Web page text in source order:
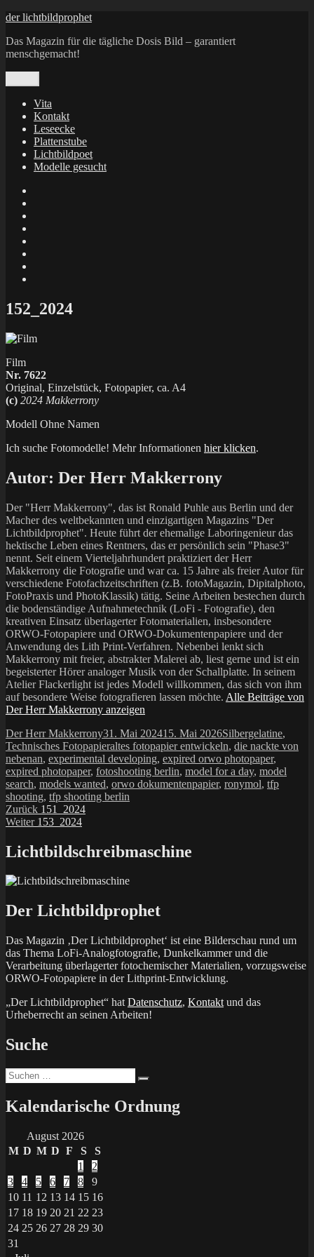
Zum
springen
der lichtbildprophet
Das Magazin für die tägliche Dosis Bild – garantiert
menschgemacht!
Vita
Kontakt
Leseecke
Plattenstube
Lichtbildpoet
Modelle gesucht
X
152_2024
Film
Nr. 7622
Original, Einzelstück, Fotopapier, ca. A4
(c) 2024 Makkerrony
Modell Ohne Namen
Ich suche Fotomodelle! Mehr Informationen hier klicken.
Autor: Der Herr Makkerrony
Der "Herr Makkerrony", das ist Ronald Puhle aus Berlin und der
Macher des weltbekannten und einzigartigen Magazins "Der
Lichtbildprophet". Heute führt der ehemalige Laboringenieur das
hektische Leben eines Rentners, das er persönlich sein "Phase3"
nennt. Seit einem Vierteljahrhundert praktiziert der Herr
Makkerrony die Fotografie und war ca. 15 Jahre als freier Autor für
verschiedene Fotofachzeitschriften (z.B. fotoMagazin, Dipitalphoto,
FotoPraxis und PhotoKlassik) tätig. Seine Arbeiten bestechen durch
die bodenständige Aufnahmetechnik (LoFi - Fotografie), den
kreativen Einsatz überlagerter Fotomaterialien, insbesondere
ORWO-Fotopapiere und ORWO-Dokumentenpapiere und der
Anwendung des Lith Print-Verfahren. Nebenbei lenkt sich
Makkerrony mit freier, abstrakter Malerei ab, liest gerne und ist ein
begeisterter Hörer analoger Musik von der Schallplatte. In seinem
Atelier Flackerlight ist jedes Modell willkommen, das sich von ihm
auf besondere Weise fotografieren lassen möchte. Alle Beiträge von
Der Herr Makkerrony anzeigen
Autor
Der Herr MakkerronyVeröffentlicht
am
31. Mai 202415. Mai 2026Kategorien
Silbergelatine,
Technisches FotopapierSchlagwörter
altes fotopapier entwickeln, die nackte von
nebenan, experimental developing, expired orwo photopaper,
expired photopaper, fotoshooting berlin, model for a day, model
search, models wanted, orwo dokumentenpapier, ronymol, tfp
shooting, tfp shooting berlin
Beitragsnavigation
Zurück Vorheriger
Beitrag:
151_2024
Weiter Nächster
153_2024
Lichtbildschreibmaschine
Der Lichtbildprophet
Das Magazin ‚Der Lichtbildprophet‘ ist eine Bilderschau rund um
das Thema LoFi-Analogfotografie, Dunkelkammer und die
Verarbeitung überlagerter fotochemischer Materialien, vorzugsweise
ORWO-Fotopapiere in der Lithprint-Entwicklung.
„Der Lichtbildprophet“ hat Datenschutz, Kontakt und das
Urheberrecht an seinen Arbeiten!
Suche
Suchen
nach:
Kalendarische Ordnung
August 2026
M D M D F S
S
1
2
3
4 5 6 7 8
9
10 11 12 13 14 15 16
17 18 19 20 21 22 23
24 25 26 27 28 29 30
31